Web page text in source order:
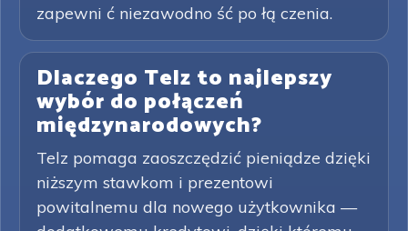
zapewni ć niezawodno ść po łą czenia.
Dlaczego Telz to najlepszy
wybór do połączeń
międzynarodowych?
Telz pomaga zaoszczędzić pieniądze dzięki
niższym stawkom i prezentowi
powitalnemu dla nowego użytkownika —